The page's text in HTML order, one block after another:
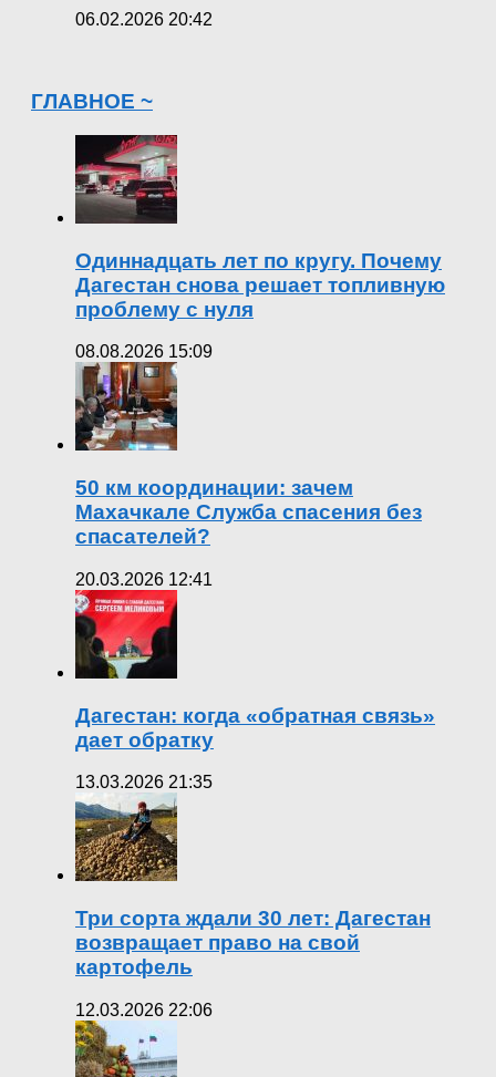
06.02.2026 20:42
ГЛАВНОЕ ~
Одиннадцать лет по кругу. Почему
Дагестан снова решает топливную
проблему с нуля
08.08.2026 15:09
50 км координации: зачем
Махачкале Служба спасения без
спасателей?
20.03.2026 12:41
Дагестан: когда «обратная связь»
дает обратку
13.03.2026 21:35
Три сорта ждали 30 лет: Дагестан
возвращает право на свой
картофель
12.03.2026 22:06